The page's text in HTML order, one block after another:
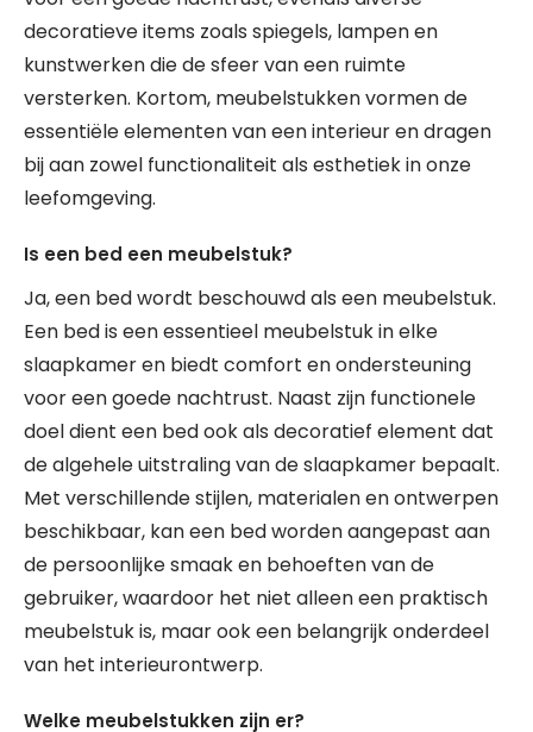
decoratieve items zoals spiegels, lampen en
kunstwerken die de sfeer van een ruimte
versterken. Kortom, meubelstukken vormen de
essentiële elementen van een interieur en dragen
bij aan zowel functionaliteit als esthetiek in onze
leefomgeving.
Is een bed een meubelstuk?
Ja, een bed wordt beschouwd als een meubelstuk.
Een bed is een essentieel meubelstuk in elke
slaapkamer en biedt comfort en ondersteuning
voor een goede nachtrust. Naast zijn functionele
doel dient een bed ook als decoratief element dat
de algehele uitstraling van de slaapkamer bepaalt.
Met verschillende stijlen, materialen en ontwerpen
beschikbaar, kan een bed worden aangepast aan
de persoonlijke smaak en behoeften van de
gebruiker, waardoor het niet alleen een praktisch
meubelstuk is, maar ook een belangrijk onderdeel
van het interieurontwerp.
Welke meubelstukken zijn er?